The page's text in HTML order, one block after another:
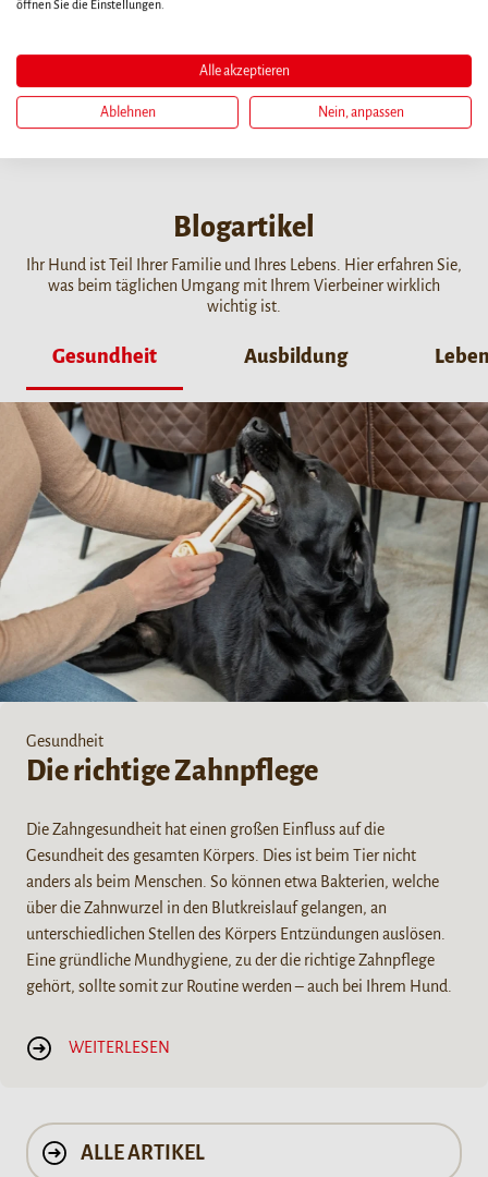
ONLINE KAUFEN
HÄNDLERSUCHE
Blogartikel
Ihr Hund ist Teil Ihrer Familie und Ihres Lebens. Hier erfahren Sie,
was beim täglichen Umgang mit Ihrem Vierbeiner wirklich
wichtig ist.
Gesundheit Ausbildung
Gesundheit
Die richtige Zahnpflege
Die Zahngesundheit hat einen großen Einfluss auf die
Gesundheit des gesamten Körpers. Dies ist beim Tier nicht
anders als beim Menschen. So können etwa Bakterien, welche
über die Zahnwurzel in den Blutkreislauf gelangen, an
unterschiedlichen Stellen des Körpers Entzündungen auslösen.
Eine gründliche Mundhygiene, zu der die richtige Zahnpflege
gehört, sollte somit zur Routine werden – auch bei Ihrem Hund.
WEITERLESEN
ALLE ARTIKEL
öffnen Sie die Einstellungen.
Alle akzeptieren
Ablehnen Nein, anpassen